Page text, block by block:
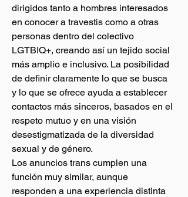
dirigidos tanto a hombres interesados
en conocer a travestis como a otras
personas dentro del colectivo
LGTBIQ+, creando así un tejido social
más amplio e inclusivo. La posibilidad
de definir claramente lo que se busca
y lo que se ofrece ayuda a establecer
contactos más sinceros, basados en el
respeto mutuo y en una visión
desestigmatizada de la diversidad
sexual y de género.
Los anuncios trans cumplen una
función muy similar, aunque
responden a una experiencia distinta